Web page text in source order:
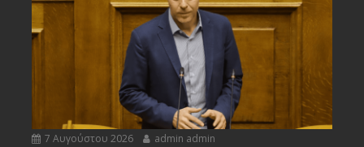
7 Αυγούστου 2026 admin admin